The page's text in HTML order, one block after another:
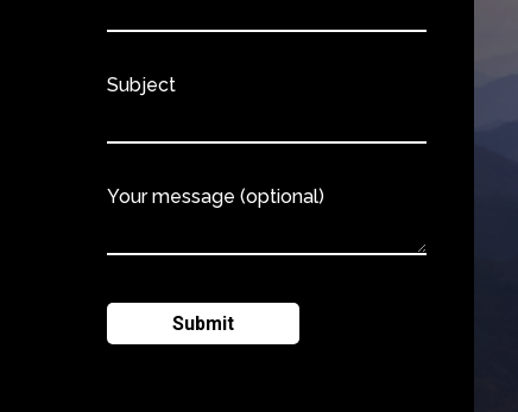
Subject
Your message (optional)